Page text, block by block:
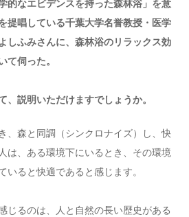
的なエビデンスを持った森林浴」を意
提唱している千葉大学名誉教授・医学
しふみさんに、森林浴のリラックス効
て伺った。
説明いただけますでしょうか。
、森と同調（シンクロナイズ）し、快
は、ある環境下にいるとき、その環境
いると快適であると感じます。
じるのは、人と自然の長い歴史がある